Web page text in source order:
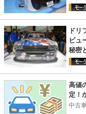
ドリ
ビュ
秘密
高値
定！
中古